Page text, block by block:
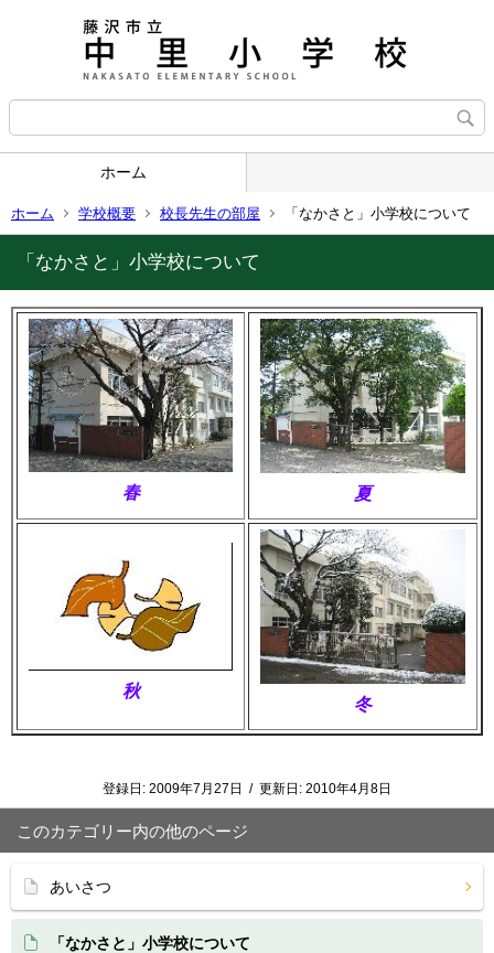
ホーム
ホーム 学校概要 校長先生の部屋 「なかさと」小学校について
「なかさと」小学校について
春 夏
秋
冬
登録日: 2009年7月27日 / 更新日: 2010年4月8日
このカテゴリー内の他のページ
あいさつ
「なかさと」小学校について